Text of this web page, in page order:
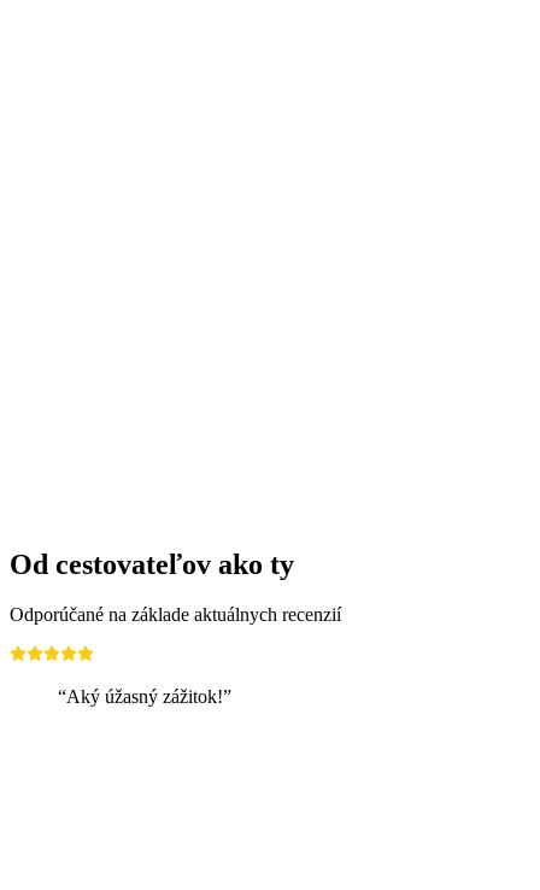
Od cestovateľov ako ty
Odporúčané na základe aktuálnych recenzií
“Aký úžasný zážitok!”